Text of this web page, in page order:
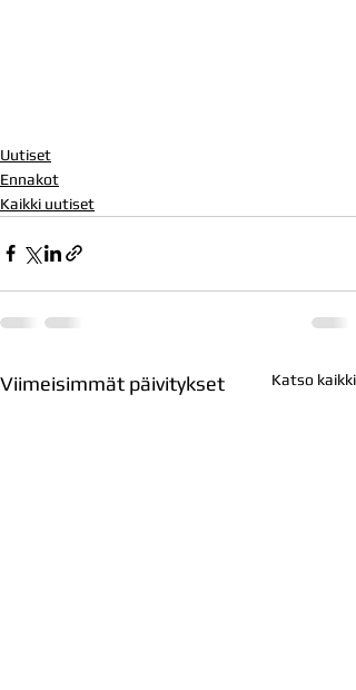
Uutiset
Ennakot
Kaikki uutiset
Viimeisimmät päivitykset Katso kaikki